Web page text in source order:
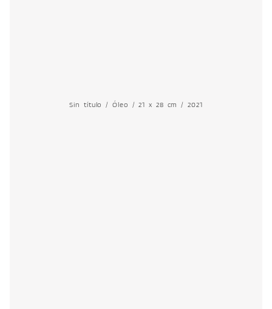
Sin título / Óleo / 21 x 28 cm / 2021